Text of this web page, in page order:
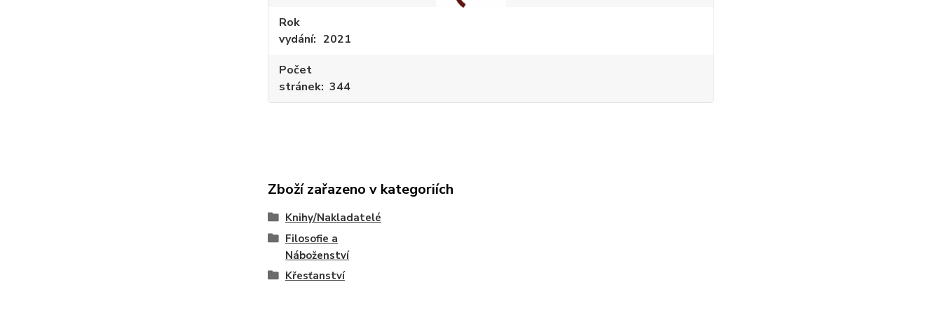
Rok
vydání
2021
Počet
stránek 344
Zboží zařazeno v kategoriích
Knihy/Nakladatelé
Filosofie a
Náboženství
Křesťanství